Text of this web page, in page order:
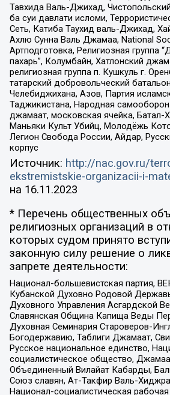
Тавхида Валь-Джихад,
ба суи давлати исломи,
Сеть, Катиба Таухид валь-Джихад,
Ахлю Сунна Валь Джамаа, National
Артподготовка, Религиозная группа
пахарь”, Колумбайн, Хатлонский
религиозная группа п. Кушкуль г.
татарский добровольческий
Челебиджихана, Азов, Партия
Таджикистана, Народная
джамаат, московская ячейка, Батал-
Маньяки Культ Убийц, Молодёжь
Легион Свобода России, Айдар,
корпус
Источник: http://nac.gov.ru/
ekstremistskie-organizacii-i-
на 16.11.2023
* Перечень общественных
религиозных организаций в
которых судом принято
законную силу решение о
запрете деятельности:
Национал-большевистская партия,
Кубанской Духовно Родовой
Духовного Управления Асгардской
Славянская Община Капища Веды
Духовная Семинария Староверов-
Богодержавию, Таблиги Джамаат,
Русское национальное единство,
социалистическое общество,
Объединенный Вилайат Кабарды,
Союз славян, Ат-Такфир Валь-
Национал-социалистическая рабочая